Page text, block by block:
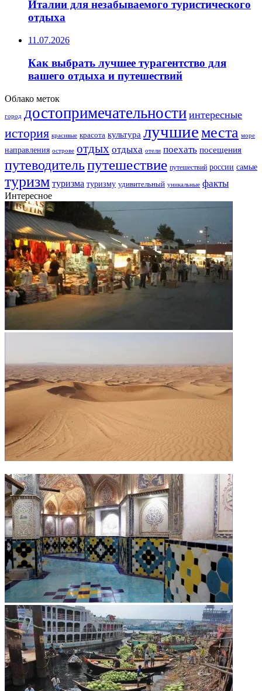
Италии для незабываемого туристического
отдыха
11.07.2026
Как выбрать лучшее турагентство для
вашего отдыха и путешествий
Облако меток
город достопримечательности интересные
история красивые красота культура лучшиеместа море
направления острове отдых отдыха отели поехать посещения
путеводительпутешествие путешествий россии самые
туризм туризма туризму удивительный уникальные факты
Интересное